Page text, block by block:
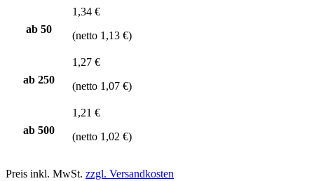
ab 50
1,34 €
(netto 1,13 €)
ab 250
1,27 €
(netto 1,07 €)
ab 500
1,21 €
(netto 1,02 €)
Preis inkl. MwSt. zzgl. Versandkosten